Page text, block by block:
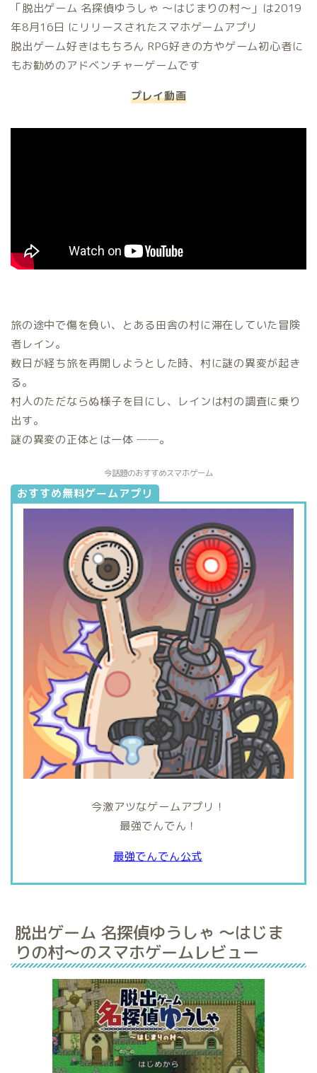
「脱出ゲーム 名探偵ゆうしゃ 〜はじまりの村〜」は2019
年8月16日 にリリースされたスマホゲームアプリ
脱出ゲーム好きはもちろん RPG好きの方やゲーム初心者に
もお勧めのアドベンチャーゲームです
プレイ動画
旅の途中で傷を負い、とある田舎の村に滞在していた冒険
者レイン。
数日が経ち旅を再開しようとした時、村に謎の異変が起き
る。
村人のただならぬ様子を目にし、レインは村の調査に乗り
出す。
謎の異変の正体とは一体 ──。
今話題のおすすめスマホゲーム
おすすめ無料ゲームアプリ
今激アツなゲームアプリ！
最強でんでん！
最強でんでん公式
脱出ゲーム 名探偵ゆうしゃ 〜はじま
りの村〜のスマホゲームレビュー